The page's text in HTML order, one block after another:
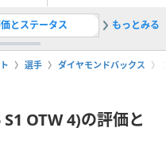
とステータス 2
もっとみる
選手 ダイヤモンドバックス
OTW 4)の評価と